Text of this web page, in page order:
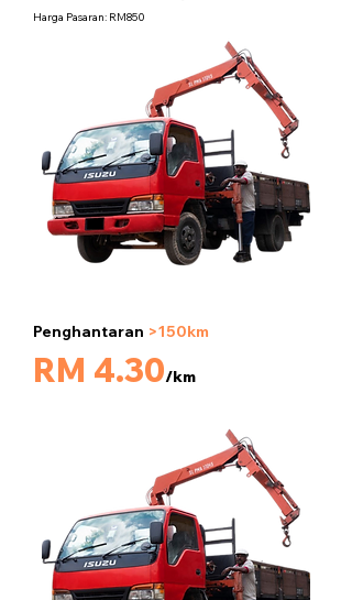
Harga Pasaran: RM850
Penghantaran >150km
RM 4.30/km